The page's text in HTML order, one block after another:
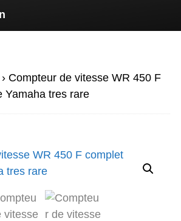
› Compteur de vitesse WR 450 F
Yamaha tres rare